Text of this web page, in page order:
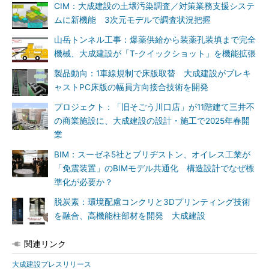
CIM：大成建設の土壌汚染調査／対策業務支援システ
ムに新機能 3次元モデルで調査状況把握
山岳トンネル工事：爆薬供給から装薬孔装填まで完全
機械、大成建設が「T-クイックショット」を機能拡張
製品動向：1車線規制で床版取替 大成建設がプレキ
ャストPC床版の幅員方向接合技術を開発
プロジェクト：「旧そごう川口店」が11階建て三井不
の商業施設に、大成建設の設計・施工で2025年春開
業
BIM：スーゼネ5社とブリヂストン、オイレス工業が
「免震装置」のBIMモデル共通化 構造設計でなぜ標
準化が必要か？
脱炭素：環境配慮コンクリと3Dプリンティング技術
を融合、高機能柱部材を開発 大成建設
関連リンク
大成建設プレスリリース